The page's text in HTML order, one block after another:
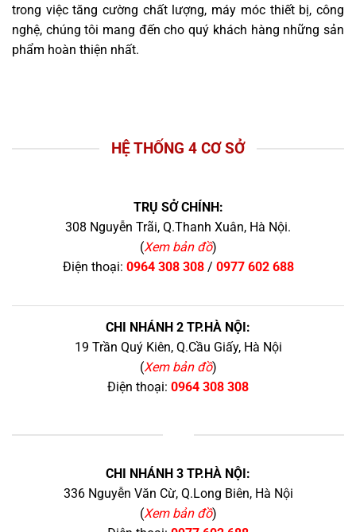
trong việc tăng cường chất lượng, máy móc thiết bị, công
nghệ, chúng tôi mang đến cho quý khách hàng những sản
phẩm hoàn thiện nhất.
HỆ THỐNG 4 CƠ SỞ
TRỤ SỞ CHÍNH:
308 Nguyễn Trãi, Q.Thanh Xuân, Hà Nội.
(Xem bản đồ)
Điện thoại: 0964 308 308/ 0977 602 688
CHI NHÁNH 2 TP.HÀ NỘI:
19 Trần Quý Kiên, Q.Cầu Giấy, Hà Nội
(Xem bản đồ)
Điện thoại: 0964 308 308
CHI NHÁNH 3 TP.HÀ NỘI:
336 Nguyễn Văn Cừ, Q.Long Biên, Hà Nội
(Xem bản đồ)